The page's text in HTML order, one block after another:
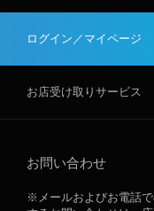
ログイン／マイページ
お店受け取りサービス
お問い合わせ
※メールおよびお電話